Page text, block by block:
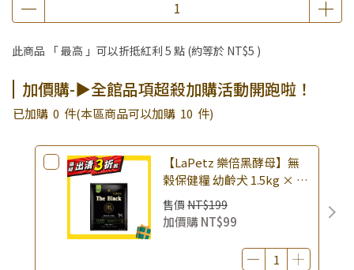
▶消費滿999｜享超值價$299加購BIO UP面膜
組！
▶王國加購活動 訂單享超值優惠價加購好物
▶全館品項超殺加購活動開跑啦！
止)
▶西莎｜購買西莎系列商品，滿額599贈西莎好禮多選一 (活動
不含即期品, 限量贈完為止)
此商品 「 最高 」可以折抵紅利 5 點 (約等於 NT$5 )
加價購-▶全館品項超殺加購活動開跑啦！
已加購 0 件(本區商品可以加購 10 件)
【LaPetz 樂倍黑酵母】無
榖保健糧 幼齡犬 1.5kg × 包
｜(廠效期20260818) 狗乾糧
狗飼料 幼犬飼料 無穀配方｜
即期品
售價 NT$199
加價購NT$99